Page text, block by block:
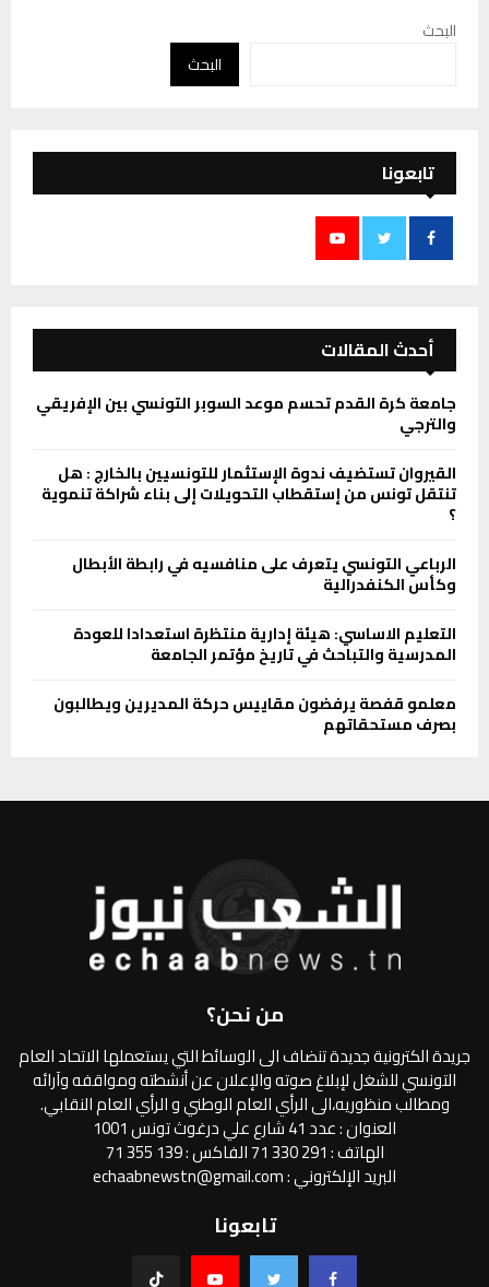
البحث
البحث
تابعونا
أحدث المقالات
جامعة كرة القدم تحسم موعد السوبر التونسي بين الإفريقي
والترجي
القيروان تستضيف ندوة الإستثمار للتونسيين بالخارج : هل
تنتقل تونس من إستقطاب التحويلات إلى بناء شراكة تنموية
؟
الرباعي التونسي يتعرف على منافسيه في رابطة الأبطال
وكأس الكنفدرالية
التعليم الاساسي: هيئة إدارية منتظرة استعدادا للعودة
المدرسية والتباحث في تاريخ مؤتمر الجامعة
معلمو قفصة يرفضون مقاييس حركة المديرين ويطالبون
بصرف مستحقاتهم
من نحن؟
جريدة الكترونية جديدة تنضاف الى الوسائط التي يستعملها الاتحاد العام
التونسي للشغل لإبلاغ صوته والإعلان عن أنشطته ومواقفه وآرائه
ومطالب منظوريه،الى الرأي العام الوطني و الرأي العام النقابي.
العنوان : عدد 41 شارع علي درغوث تونس 1001
الهاتف : 291 330 71 الفاكس : 139 355 71
البريد الإلكتروني : echaabnewstn@gmail.com
تابعونا